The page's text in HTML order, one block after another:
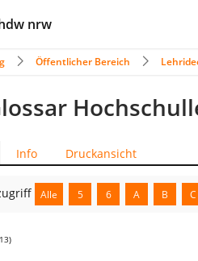
nrw
Öffentlicher Bereich
Info Druckansicht
Alle 5 6 A B C